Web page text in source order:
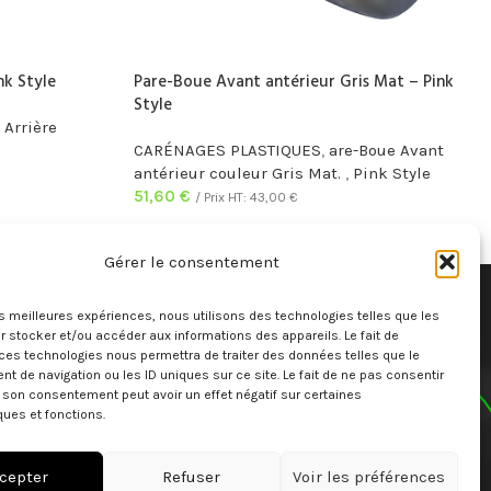
Gérer le consentement
meilleures expériences, nous utilisons des technologies telles que les
stocker et/ou accéder aux informations des appareils. Le fait de
technologies nous permettra de traiter des données telles que le
de navigation ou les ID uniques sur ce site. Le fait de ne pas consentir
son consentement peut avoir un effet négatif sur certaines
et fonctions.
Refuser Voir les préférences
Style
Pare-Boue Avant antérieur Gris Mat – Pink
Style
CARÉNAGES PLASTIQUES, are-Boue Avant
antérieur couleur Gris Mat. , Pink Style
51,60 € / Prix HT: 43,00 €
Mentions légales
SAV
CGV
Conditions générales de
Sitemap
MENU
Instagram profile
Contact Us
Latest News
en ligne